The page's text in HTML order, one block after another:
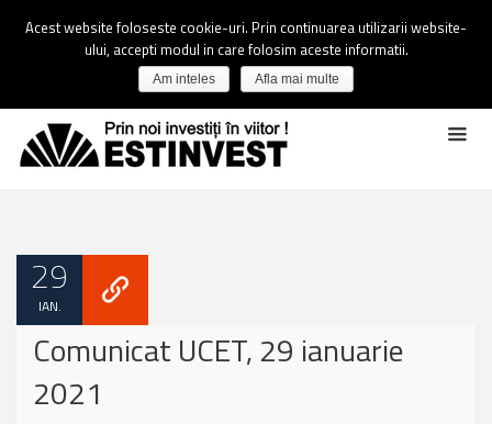
29
IAN.
Comunicat UCET, 29 ianuarie
2021
Acest website foloseste cookie-uri. Prin continuarea utilizarii website-
ului, accepti modul in care folosim aceste informatii.
Am inteles Afla mai multe